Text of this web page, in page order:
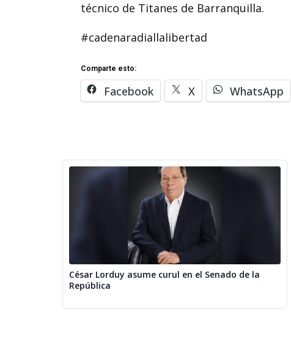
técnico de Titanes de Barranquilla.
#cadenaradiallalibertad
Comparte esto:
Facebook X WhatsApp
César Lorduy asume curul en el Senado de la
República